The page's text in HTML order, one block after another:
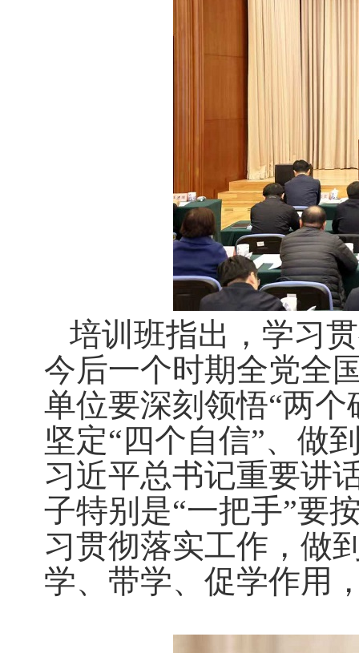
培训班指出，学习
今后一个时期全党全
单位要深刻领悟“两
坚定“四个自信”、做
习近平总书记重要讲
子特别是“一把手”要
习贯彻落实工作，做
学、带学、促学作用